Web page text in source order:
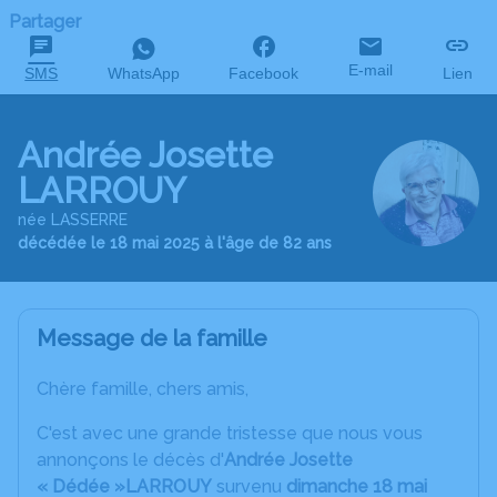
Partager
SMS WhatsApp Facebook E-mail Lien
Andrée Josette
LARROUY
née LASSERRE
décédée le 18 mai 2025 à l'âge de 82 ans
Message de la famille
Chère famille, chers amis,
C'est avec une grande tristesse que nous vous
annonçons le décès d'Andrée Josette
« Dédée »LARROUY survenu dimanche 18 mai